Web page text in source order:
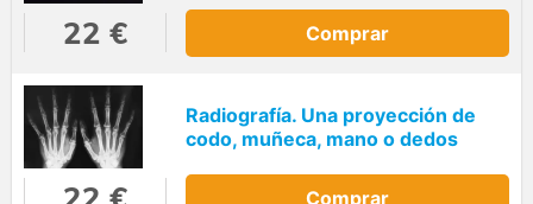
22 € Comprar
Radiografía. Una proyección de
codo, muñeca, mano o dedos
Comprar